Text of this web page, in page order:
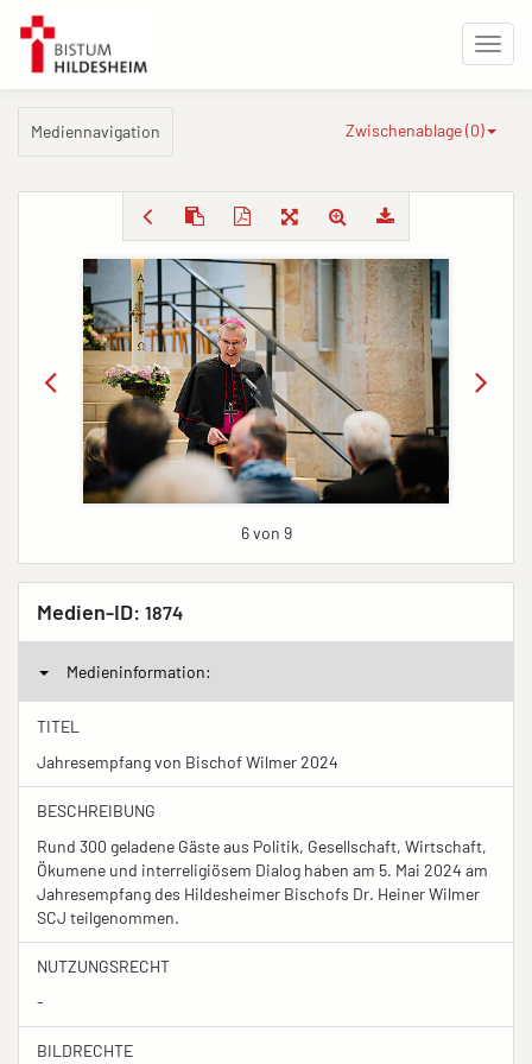
Mediennavigation Zwischenablage (0)
6 von 9
Medien-ID: 1874
Medieninformation:
TITEL
Jahresempfang von Bischof Wilmer 2024
BESCHREIBUNG
Rund 300 geladene Gäste aus Politik, Gesellschaft, Wirtschaft,
Ökumene und interreligiösem Dialog haben am 5. Mai 2024 am
Jahresempfang des Hildesheimer Bischofs Dr. Heiner Wilmer
SCJ teilgenommen.
NUTZUNGSRECHT
-
BILDRECHTE